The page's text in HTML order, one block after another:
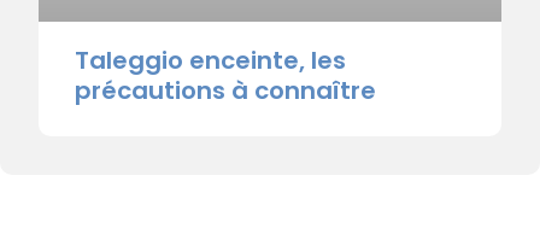
Taleggio enceinte, les
précautions à connaître